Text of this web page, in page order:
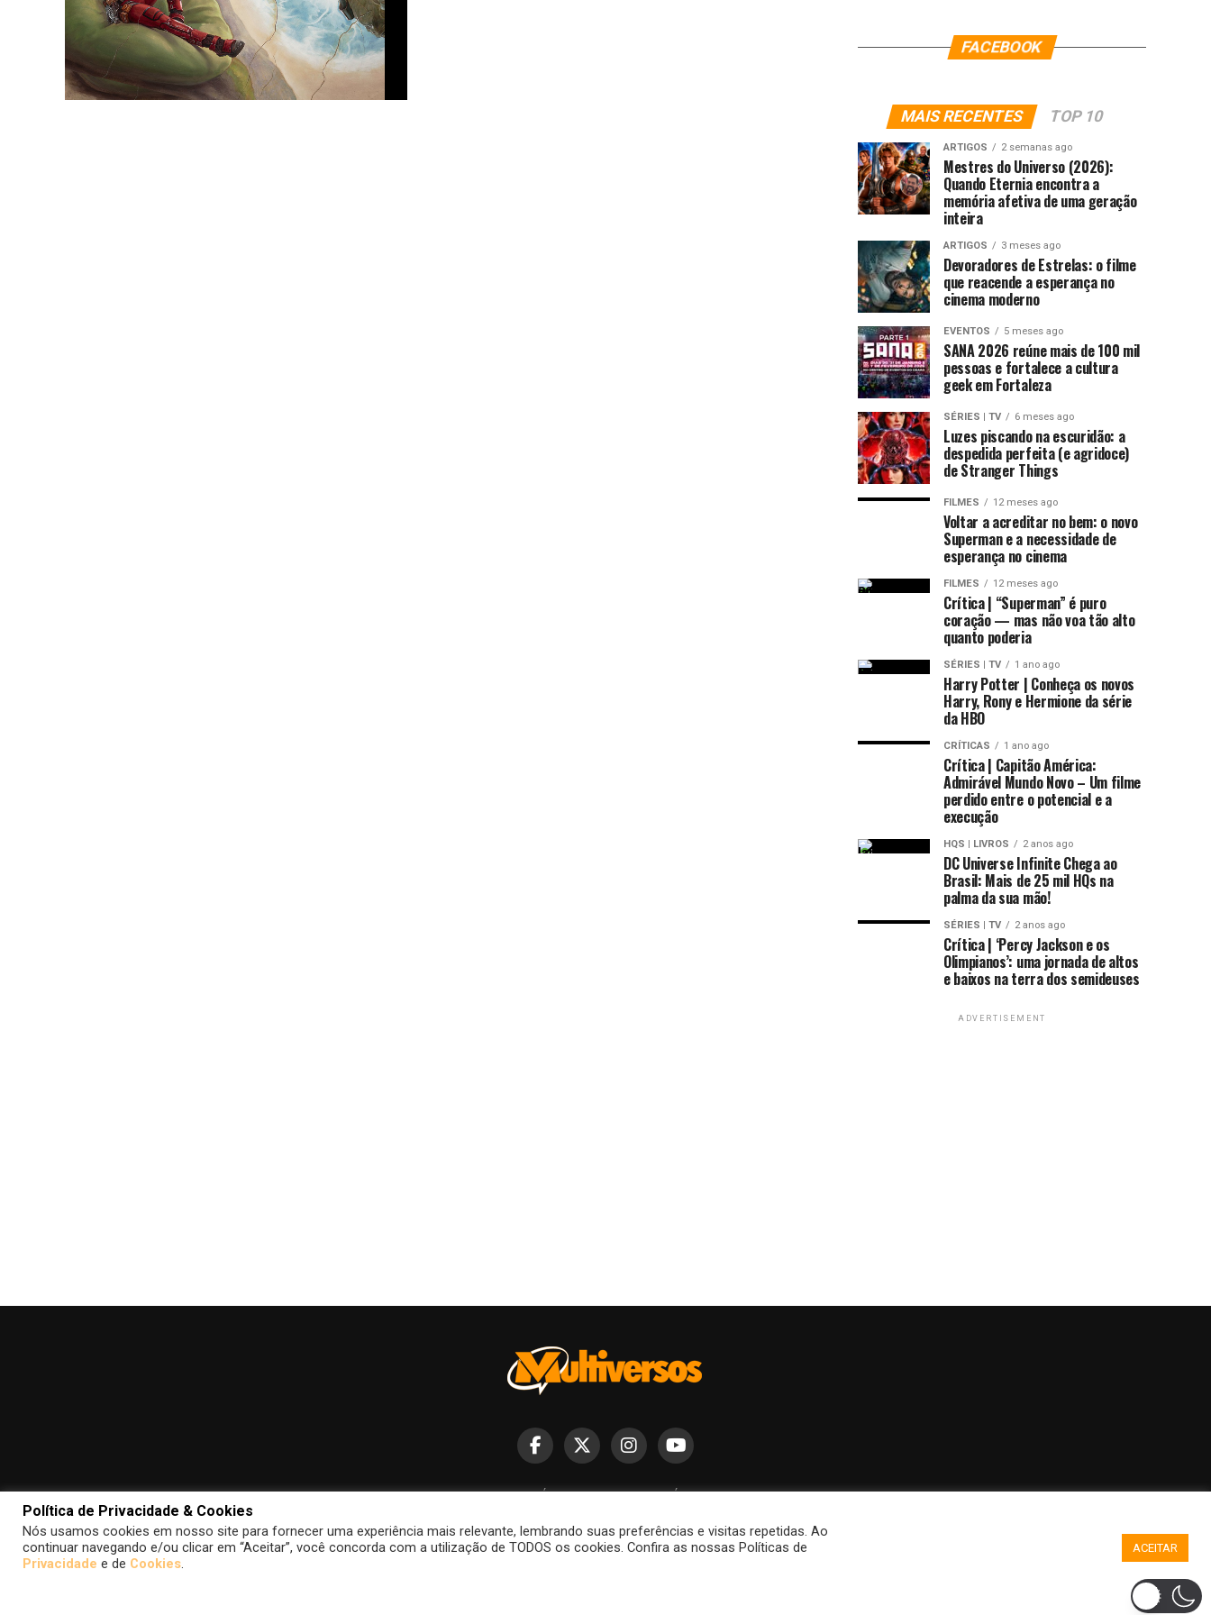
FACEBOOK
MAIS RECENTES TOP 10
ARTIGOS 2 semanas ago
Mestres do Universo (2026):
Quando Eternia encontra a
memória afetiva de uma geração
inteira
ARTIGOS 3 meses ago
Devoradores de Estrelas: o filme
que reacende a esperança no
cinema moderno
EVENTOS 5 meses ago
SANA 2026 reúne mais de 100 mil
pessoas e fortalece a cultura
geek em Fortaleza
SÉRIES | TV 6 meses ago
Luzes piscando na escuridão: a
despedida perfeita (e agridoce)
de Stranger Things
FILMES 12 meses ago
Voltar a acreditar no bem: o novo
Superman e a necessidade de
esperança no cinema
FILMES 12 meses ago
Crítica | “Superman” é puro
coração — mas não voa tão alto
quanto poderia
SÉRIES | TV 1 ano ago
Harry Potter | Conheça os novos
Harry, Rony e Hermione da série
da HBO
CRÍTICAS 1 ano ago
Crítica | Capitão América:
Admirável Mundo Novo – Um filme
perdido entre o potencial e a
execução
HQS | LIVROS 2 anos ago
DC Universe Infinite Chega ao
Brasil: Mais de 25 mil HQs na
palma da sua mão!
SÉRIES | TV 2 anos ago
Crítica | ‘Percy Jackson e os
Olimpianos’: uma jornada de altos
e baixos na terra dos semideuses
ADVERTISEMENT
FALE CONOSCO POLÍTICA DE COOKIES POLÍTICA DE PRIVACIDADE
Política de Privacidade & Cookies
Nós usamos cookies em nosso site para fornecer uma experiência mais relevante, lembrando suas preferências e visitas repetidas. Ao
continuar navegando e/ou clicar em “Aceitar”, você concorda com a utilização de TODOS os cookies. Confira as nossas Políticas de
Privacidade e de Cookies.
ACEITAR